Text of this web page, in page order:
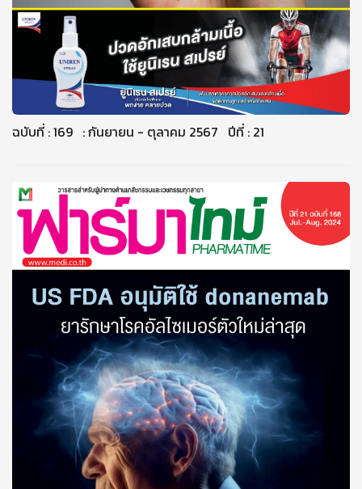
ฉบับที่ : 169 : กันยายน - ตุลาคม 2567 ปีที่ : 21